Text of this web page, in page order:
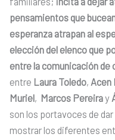
pensamientos que
esperanza atrapan al
elección del elenco que
entre la comunicación de
entre Laura Toledo, Acen
Muriel, Marcos Pereiray
son los portavoces de
mostrar los diferentes